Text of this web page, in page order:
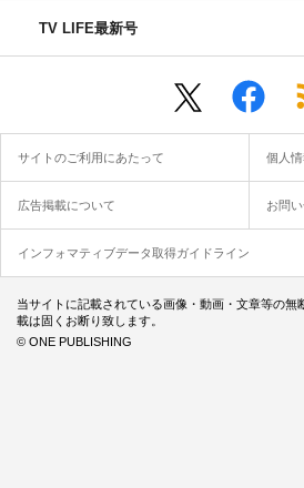
TV LIFE最新号
サイトのご利用にあたって 個人
広告掲載について お問
インフォマティブデータ取得ガイドライン
当サイトに記載されている画像・動画・文章等の無
載は固くお断り致します。
© ONE PUBLISHING